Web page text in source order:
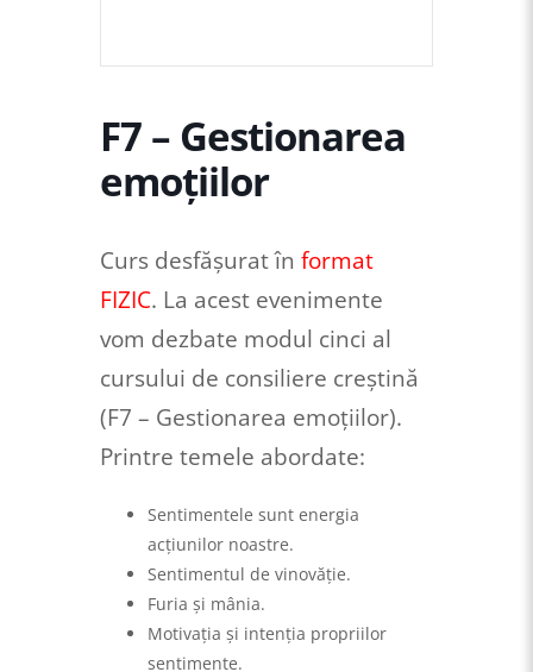
F7 – Gestionarea
emoțiilor
Curs desfășurat în format
FIZIC. La acest evenimente
vom dezbate modul cinci al
cursului de consiliere creștină
(F7 – Gestionarea emoțiilor).
Printre temele abordate:
Sentimentele sunt energia
acțiunilor noastre.
Sentimentul de vinovăție.
Furia și mânia.
Motivația și intenția propriilor
sentimente.